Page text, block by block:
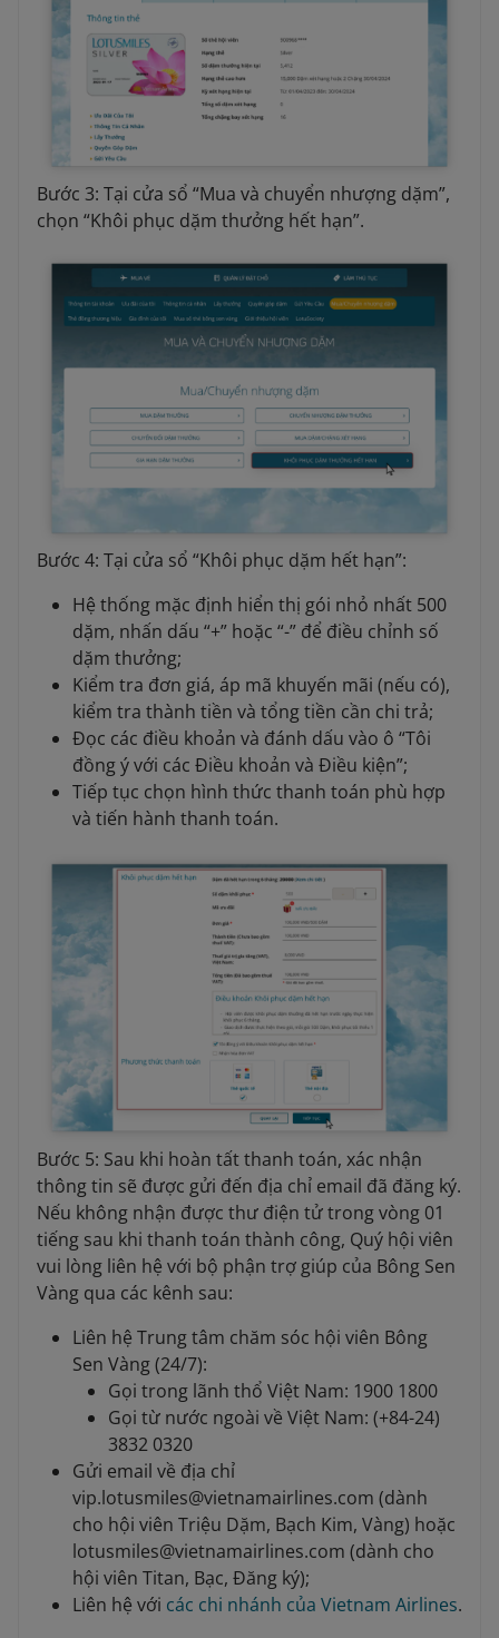
Bước 3: Tại cửa sổ “Mua và chuyển nhượng dặm”,
chọn “Khôi phục dặm thưởng hết hạn”.
Bước 4: Tại cửa sổ “Khôi phục dặm hết hạn”:
Hệ thống mặc định hiển thị gói nhỏ nhất 500
dặm, nhấn dấu “+” hoặc “-” để điều chỉnh số
dặm thưởng;
Kiểm tra đơn giá, áp mã khuyến mãi (nếu có),
kiểm tra thành tiền và tổng tiền cần chi trả;
Đọc các điều khoản và đánh dấu vào ô “Tôi
đồng ý với các Điều khoản và Điều kiện”;
Tiếp tục chọn hình thức thanh toán phù hợp
và tiến hành thanh toán.
Bước 5: Sau khi hoàn tất thanh toán, xác nhận
thông tin sẽ được gửi đến địa chỉ email đã đăng ký.
Nếu không nhận được thư điện tử trong vòng 01
tiếng sau khi thanh toán thành công, Quý hội viên
vui lòng liên hệ với bộ phận trợ giúp của Bông Sen
Vàng qua các kênh sau:
Liên hệ Trung tâm chăm sóc hội viên Bông
Sen Vàng (24/7):
Gọi trong lãnh thổ Việt Nam: 1900 1800
Gọi từ nước ngoài về Việt Nam: (+84-24)
3832 0320
Gửi email về địa chỉ
vip.lotusmiles@vietnamairlines.com (dành
cho hội viên Triệu Dặm, Bạch Kim, Vàng) hoặc
lotusmiles@vietnamairlines.com (dành cho
hội viên Titan, Bạc, Đăng ký);
Liên hệ với các chi nhánh của Vietnam Airlines.